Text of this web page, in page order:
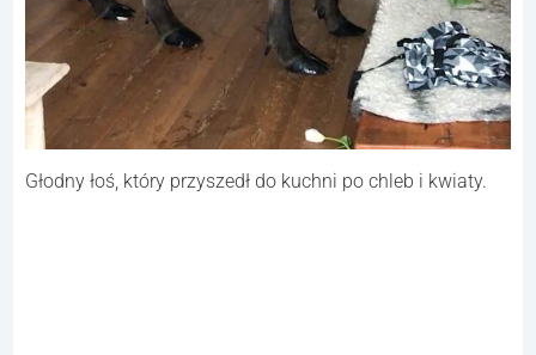
Głodny łoś, który przyszedł do kuchni po chleb i kwiaty.